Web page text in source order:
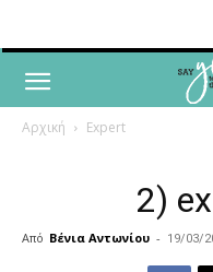
Αρχική Expert
2)
Από Βένια Αντωνίου - 19/03/